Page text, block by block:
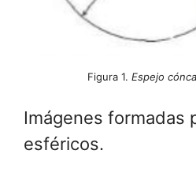
Figura 1. Espejo
Imágenes formadas
esféricos.